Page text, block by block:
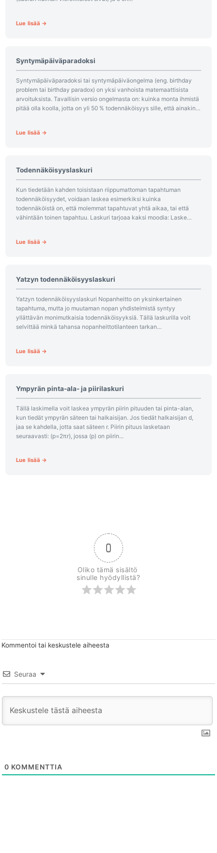
Lue lisää →
Syntymäpäiväparadoksi
Syntymäpäiväparadoksi tai syntymäpäiväongelma (eng. birthday
problem tai birthday paradox) on yksi vanhoista matemaattisista
arvoituksista. Tavallisin versio ongelmasta on: kuinka monta ihmistä
pitää olla koolla, jotta on yli 50 % todennäköisyys sille, että ainakin
Lue lisää →
Todennäköisyyslaskuri
Kun tiedetään kahden toisistaan riippumattoman tapahtuman
todennäköisyydet, voidaan laskea esimerkiksi kuinka
todennäköistä on, että molemmat tapahtuvat yhtä aikaa, tai että
vähintään toinen tapahtuu. Laskuri tarjoaa kaksi moodia: Laske
Lue lisää →
Yatzyn todennäköisyyslaskuri
Yatzyn todennäköisyyslaskuri Nopanheitto on yksinkertainen
tapahtuma, mutta jo muutaman nopan yhdistelmistä syntyy
yllättävän monimutkaisia todennäköisyyksiä. Tällä laskurilla voit
selvittää minkä tahansa nopanheittotilanteen tarkan
Lue lisää →
Ympyrän pinta-ala- ja piirilaskuri
Tällä laskimella voit laskea ympyrän piirin pituuden tai pinta-alan,
kun tiedät ympyrän säteen tai halkaisijan. Jos tiedät halkaisijan d,
jaa se kahdella, jotta saat säteen r. Piirin pituus lasketaan
seuraavasti: (p=2πr), jossa (p) on piirin...
Lue lisää →
0
Oliko tämä sisältö
sinulle hyödyllistä?
Kommentoi tai keskustele aiheesta
Seuraa
0 KOMMENTTIA